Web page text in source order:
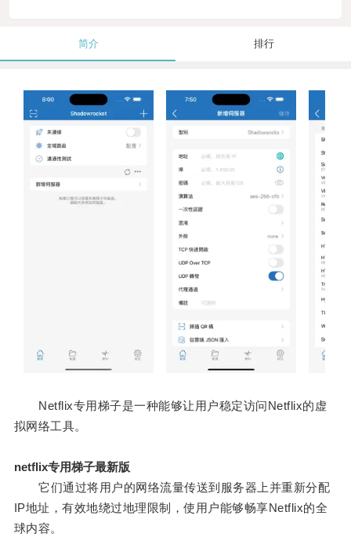
简介 排行
Netflix专用梯子是一种能够让用户稳定访问Netflix的虚
拟网络工具。
netflix专用梯子最新版
它们通过将用户的网络流量传送到服务器上并重新分配
IP地址，有效地绕过地理限制，使用户能够畅享Netflix的全
球内容。